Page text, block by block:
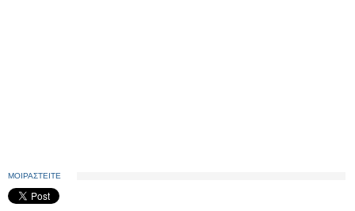
ΜΟΙΡΑΣΤΕΙΤΕ